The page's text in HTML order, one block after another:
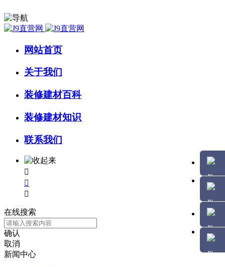
网站首页
关于我们
装修建材百科
装修建材知识
联系我们



在线搜索
确认
取消
新闻中心